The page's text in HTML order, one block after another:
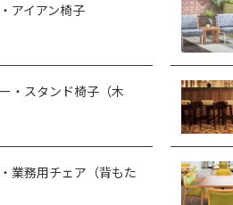
アイアン椅子
・スタンド椅子（木
業務用チェア（背もた